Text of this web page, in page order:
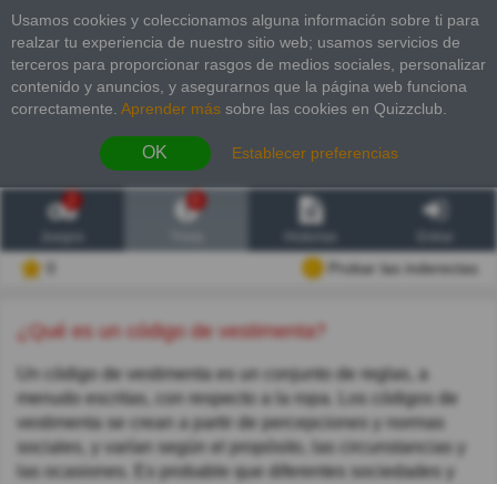
Usamos cookies y coleccionamos alguna información sobre ti para
realzar tu experiencia de nuestro sitio web; usamos servicios de
terceros para proporcionar rasgos de medios sociales, personalizar
contenido y anuncios, y asegurarnos que la página web funciona
correctamente. Aprender más sobre las cookies en Quizzclub.
OK Establecer preferencias
2
Probar las inderectas
¿Qué es un código de vestimenta?
Un código de vestimenta es un conjunto de reglas, a
menudo escritas, con respecto a la ropa. Los códigos de
vestimenta se crean a partir de percepciones y normas
sociales, y varían según el propósito, las circunstancias y
las ocasiones. Es probable que diferentes sociedades y